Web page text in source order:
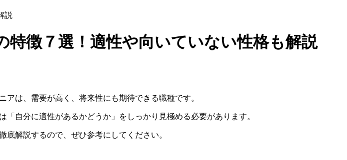
説
徴７選！適性や向いていない性格も解説
は、需要が高く、将来性にも期待できる職種です。
自分に適性があるかどうか」をしっかり見極める必要があります。
解説するので、ぜひ参考にしてください。